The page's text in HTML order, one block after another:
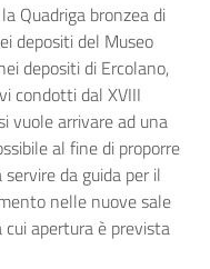
Quadriga bronzea di
depositi del Museo
depositi di Ercolano,
condotti dal XVIII
vuole arrivare ad una
al fine di proporre
da guida per il
nelle nuove sale
apertura è prevista